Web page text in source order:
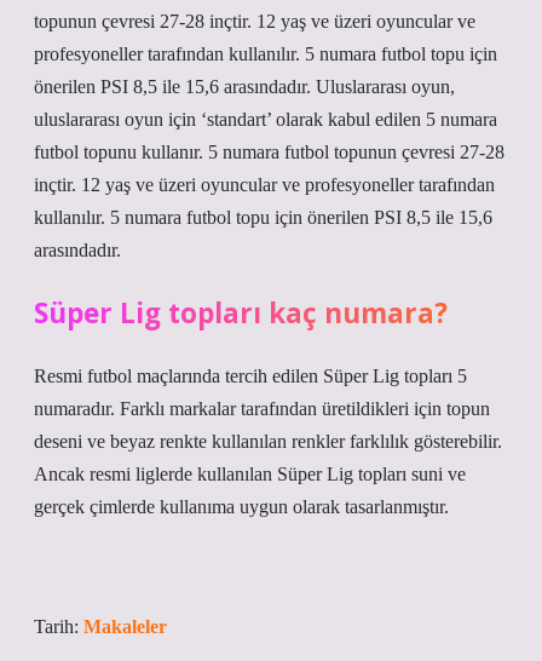
topunun çevresi 27-28 inçtir. 12 yaş ve üzeri oyuncular ve
profesyoneller tarafından kullanılır. 5 numara futbol topu için
önerilen PSI 8,5 ile 15,6 arasındadır. Uluslararası oyun,
uluslararası oyun için ‘standart’ olarak kabul edilen 5 numara
futbol topunu kullanır. 5 numara futbol topunun çevresi 27-28
inçtir. 12 yaş ve üzeri oyuncular ve profesyoneller tarafından
kullanılır. 5 numara futbol topu için önerilen PSI 8,5 ile 15,6
arasındadır.
Süper Lig topları kaç numara?
Resmi futbol maçlarında tercih edilen Süper Lig topları 5
numaradır. Farklı markalar tarafından üretildikleri için topun
deseni ve beyaz renkte kullanılan renkler farklılık gösterebilir.
Ancak resmi liglerde kullanılan Süper Lig topları suni ve
gerçek çimlerde kullanıma uygun olarak tasarlanmıştır.
Tarih: Makaleler